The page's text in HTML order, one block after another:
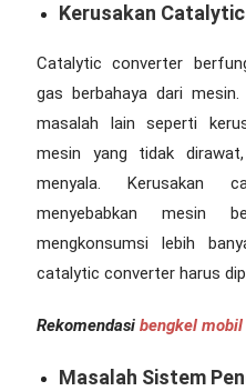
Kerusakan
Catalytic converter
gas berbahaya dari
masalah lain seperti
mesin yang tidak
menyala. Kerusakan
menyebabkan mesin
mengkonsumsi lebih
catalytic converter harus
Rekomendasi bengkel
Masalah Sistem